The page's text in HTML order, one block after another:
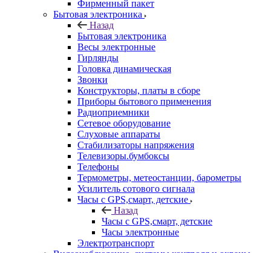
Фирменный пакет
Бытовая электроника
Назад
Бытовая электроника
Весы электронные
Гирлянды
Головка динамическая
Звонки
Конструкторы, платы в сборе
Приборы бытового применения
Радиоприемники
Сетевое оборудование
Слуховые аппараты
Стабилизаторы напряжения
Телевизоры.бумбоксы
Телефоны
Термометры, метеостанции, барометры
Усилитель сотового сигнала
Часы с GPS,смарт, детские
Назад
Часы с GPS,смарт, детские
Часы электронные
Электротранспорт